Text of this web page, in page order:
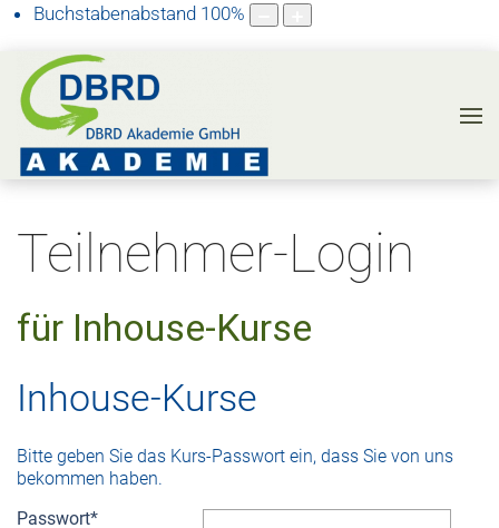
Buchstabenabstand 100%
Teilnehmer-Login
für Inhouse-Kurse
Inhouse-Kurse
Bitte geben Sie das Kurs-Passwort ein, dass Sie von uns
bekommen haben.
Passwort*